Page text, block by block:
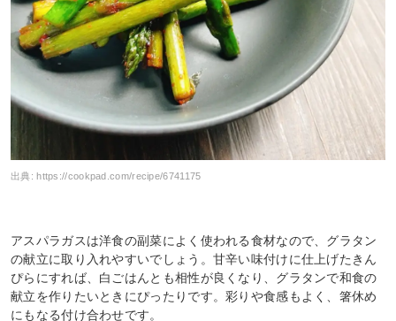
出典:https://cookpad.com/recipe/6741175
アスパラガスは洋食の副菜によく使われる食材なので、グラタン
の献立に取り入れやすいでしょう。甘辛い味付けに仕上げたきん
ぴらにすれば、白ごはんとも相性が良くなり、グラタンで和食の
献立を作りたいときにぴったりです。彩りや食感もよく、箸休め
にもなる付け合わせです。